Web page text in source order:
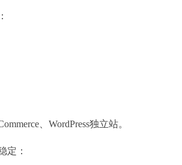
、WordPress独立站。
定：